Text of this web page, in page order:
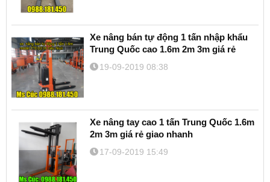
Xe nâng bán tự động 1 tấn nhập khẩu
Trung Quốc cao 1.6m 2m 3m giá rẻ
19-09-2019 08:38
Xe nâng tay cao 1 tấn Trung Quốc 1.6m
2m 3m giá rẻ giao nhanh
17-09-2019 15:49